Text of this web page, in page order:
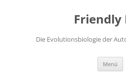
Friendly
Die Evolutionsbiologie der
Menü